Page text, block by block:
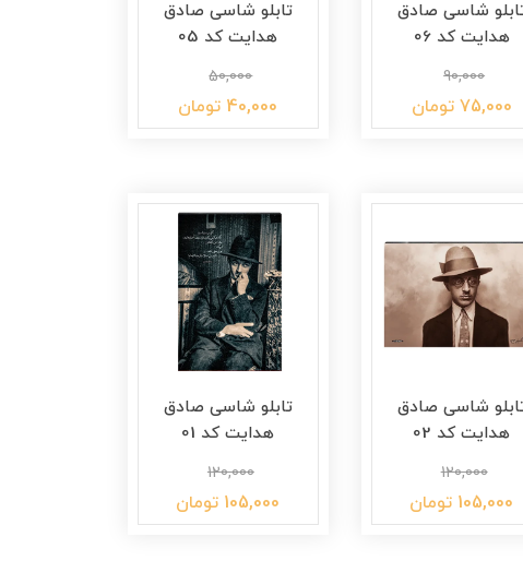
شاسی صادق
هدایت کد 06
90,000
75,000 تومان
تابلو شاسی صادق
هدایت کد 05
50,000
40,000 تومان
شاسی صادق
هدایت کد 02
120,000
105,000 تومان
تابلو شاسی صادق
هدایت کد 01
120,000
105,000 تومان